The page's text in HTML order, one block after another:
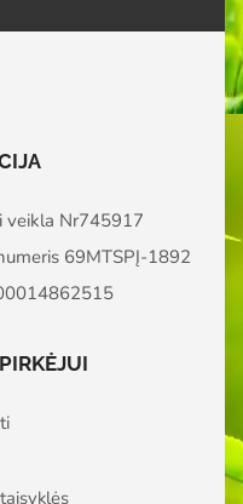
veikla Nr745917
69MTSPĮ-1892